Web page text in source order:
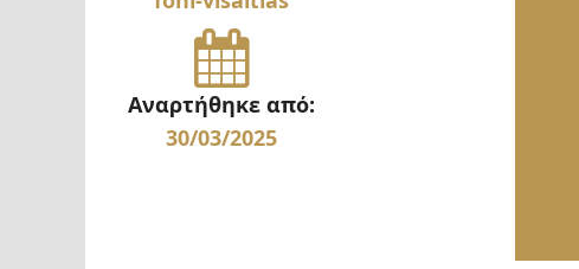
Αναρτήθηκε από:
30/03/2025